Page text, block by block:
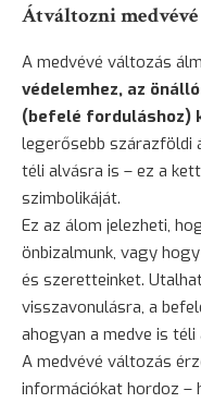
Átváltozni
A medvévé változás
védelemhez, az
(befelé forduláshoz)
legerősebb szárazföldi
téli alvásra is – ez a
szimbolikáját.
Ez az álom jelezheti,
önbizalmunk, vagy
és szeretteinket.
visszavonulásra, a
ahogyan a medve is
A medvévé változás
információkat hordoz –